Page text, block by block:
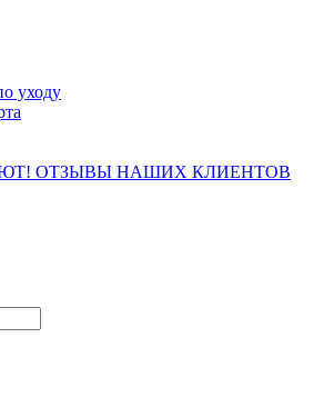
уходу
ОТЗЫВЫ НАШИХ КЛИЕНТОВ